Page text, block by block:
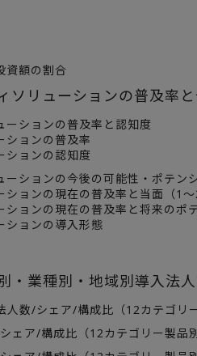
額の割合
リューションの普及率
ションの普及率と認知度
ョンの普及率
ョンの認知度
ションの今後の可能性・ポテン
ョンの現在の普及率と当面（1
ョンの現在の普及率と将来のポ
ョンの導入形態
業種別・地域別導入法
数/シェア/構成比（12カテゴリ
ア/構成比（12カテゴリー製品